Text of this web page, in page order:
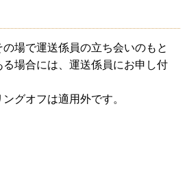
場で運送係員の立ち会いのもと
場合には、運送係員にお申し付
グオフは適用外です。